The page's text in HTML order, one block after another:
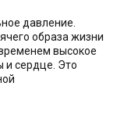
давление.
образа жизни
высокое
и сердце. Это